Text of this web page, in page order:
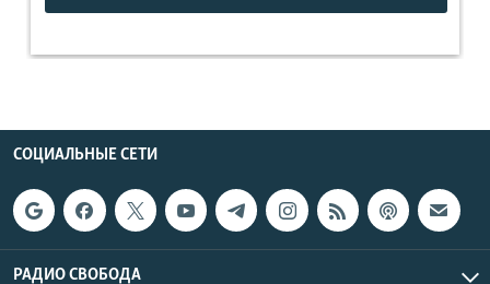
СОЦИАЛЬНЫЕ СЕТИ
РАДИО СВОБОДА